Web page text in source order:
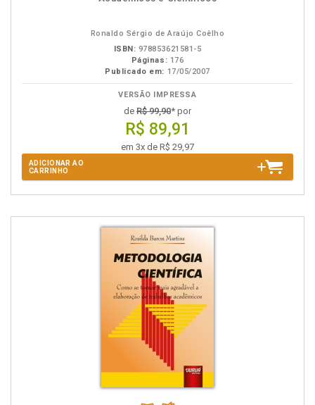
Ronaldo Sérgio de Araújo Coêlho
ISBN: 978853621581-5
Páginas: 176
Publicado em: 17/05/2007
VERSÃO IMPRESSA
de R$ 99,90* por
R$ 89,91
em 3x de R$ 29,97
ADICIONAR AO
CARRINHO